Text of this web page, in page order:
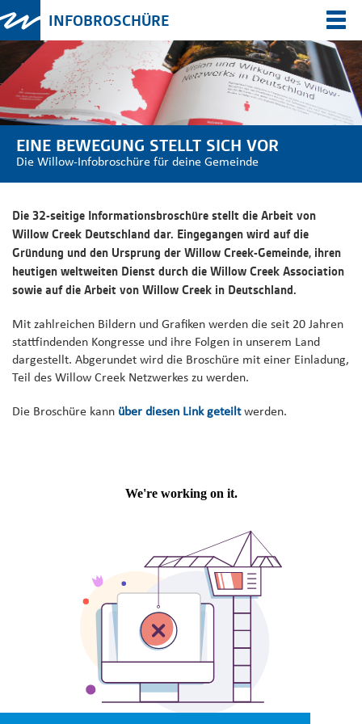
INFOBROSCHÜRE
EINE BEWEGUNG STELLT SICH VOR
Die Willow-Infobroschüre für deine Gemeinde
Die 32-seitige Informationsbroschüre stellt die Arbeit von
Willow Creek Deutschland dar. Eingegangen wird auf die
Gründung und den Ursprung der Willow Creek-Gemeinde, ihren
heutigen weltweiten Dienst durch die Willow Creek Association
sowie auf die Arbeit von Willow Creek in Deutschland.
Mit zahlreichen Bildern und Grafiken werden die seit 20 Jahren
stattfindenden Kongresse und ihre Folgen in unserem Land
dargestellt. Abgerundet wird die Broschüre mit einer Einladung,
Teil des Willow Creek Netzwerkes zu werden.
Die Broschüre kann über diesen Link geteiltwerden.